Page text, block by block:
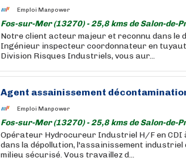
Emploi Manpower
Fos-sur-Mer (13270) - 25,8 kms de Salon-de-
Notre client acteur majeur et reconnu dans le
Ingénieur inspecteur coordonnateur en
Division Risques Industriels, vous aur...
Agent assainissement
Emploi Manpower
Fos-sur-Mer (13270) - 25,8 kms de Salon-de-
Opérateur Hydrocureur Industriel H/F en CDI
dans la dépollution, l'assainissement
milieu sécurisé. Vous travaillez d...